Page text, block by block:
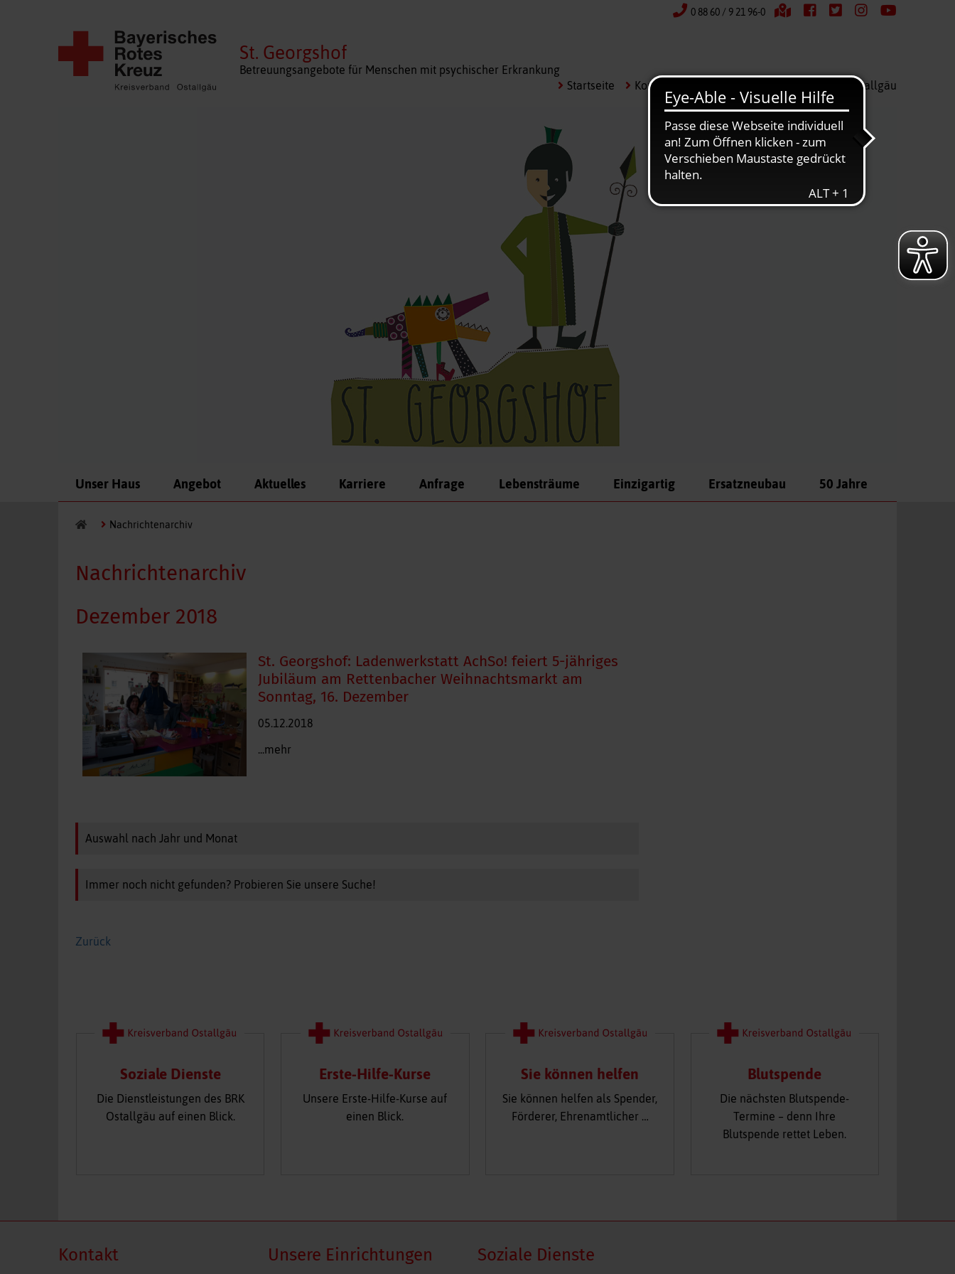
0 88 60 / 9 21 96-0
St. Georgshof
Betreuungsangebote für Menschen mit psychischer Erkrankung
Startseite Kontakt Kreisverband Ostallgäu
Unser Haus Angebot Aktuelles Karriere Anfrage Lebensträume Einzigartig Ersatzneubau 50 Jahre
Nachrichtenarchiv
Nachrichtenarchiv
Dezember 2018
St. Georgshof: Ladenwerkstatt AchSo! feiert 5-jähriges
Jubiläum am Rettenbacher Weihnachtsmarkt am
Sonntag, 16. Dezember
05.12.2018
...mehr
Auswahl nach Jahr und Monat
Immer noch nicht gefunden? Probieren Sie unsere Suche!
Zurück
Soziale Dienste
Die Dienstleistungen des BRK
Ostallgäu auf einen Blick.
Erste-Hilfe-Kurse
Unsere Erste-Hilfe-Kurse auf
einen Blick.
Sie können helfen
Sie können helfen als Spender,
Förderer, Ehrenamtlicher …
Blutspende
Die nächsten Blutspende-
Termine – denn Ihre
Blutspende rettet Leben.
Kontakt Unsere Einrichtungen Soziale Dienste